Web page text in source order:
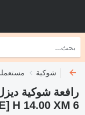
رافعات شوكية
H 14.00 XM 6